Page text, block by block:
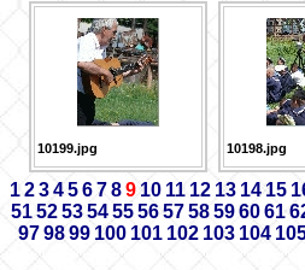
10199.jpg 10198.jpg
1 2 3 4 5 6 7 8 9 10 11 12 13 14 15
51 52 53 54 55 56 57 58 59 60 61
979899 100 101 102 103 104